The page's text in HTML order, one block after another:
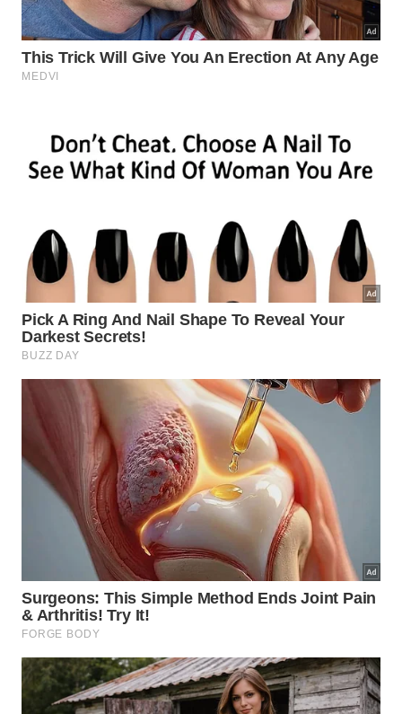
tranquilidade financeira.
Observar os próprios hábitos é uma maneira
eficiente de identificar desperdícios silenciosos e